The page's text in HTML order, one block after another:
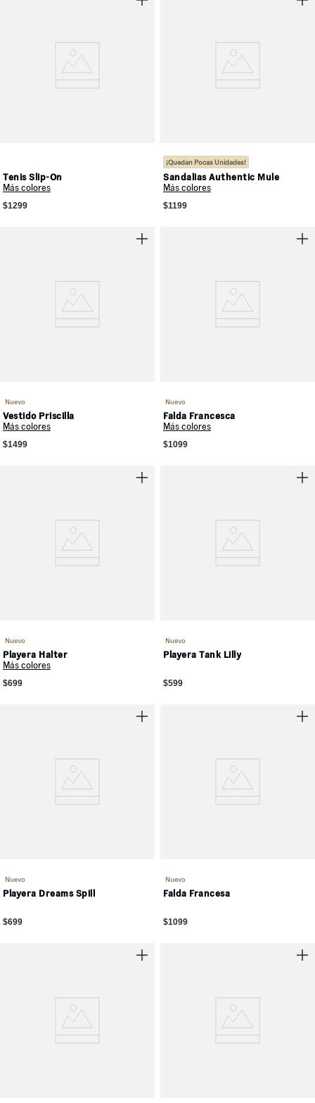
Tenis Slip-On
Más colores
$1299
¡Quedan Pocas Unidades!
Sandalias Authentic Mule
Más colores
$1199
Nuevo
Vestido Priscilla
Más colores
$1499
Nuevo
Falda Francesca
Más colores
$1099
Nuevo
Playera Halter
Más colores
$699
Nuevo
Playera Tank Lilly
$599
Nuevo
Playera Dreams Spill
$699
Nuevo
Falda Francesa
$1099